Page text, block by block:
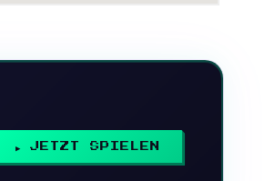
JETZT SPIELEN